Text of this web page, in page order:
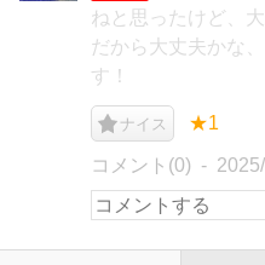
ねと思ったけど、
だから大丈夫かな
す！
ナイス ★1
コメント(0)